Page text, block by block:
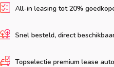
All-in leasing tot 20%
Snel besteld, direct
Topselectie premium lease